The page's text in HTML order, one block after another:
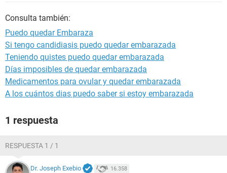
Consulta también:
Puedo quedar Embaraza
Si tengo candidiasis puedo quedar embarazada
Teniendo quistes puedo quedar embarazada
Días imposibles de quedar embarazada
Medicamentos para ovular y quedar embarazada
A los cuántos dias puedo saber si estoy embarazada
1 respuesta
RESPUESTA 1 / 1
Dr. Joseph Exebio 16.358